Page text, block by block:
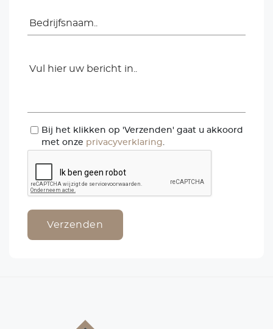
*
Bij het klikken op 'Verzenden' gaat u akkoord
met onze privacyverklaring.